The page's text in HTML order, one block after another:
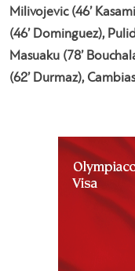
Milivojevic (46’
(46’ Dominguez),
Masuaku (78’
(62’ Durmaz),